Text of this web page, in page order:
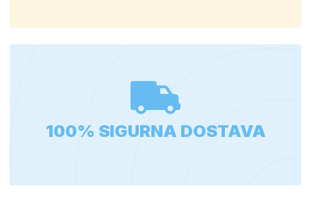
100% SIGURNA DOSTAVA